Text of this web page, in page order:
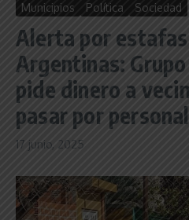
Municipios Política Sociedad
Alerta por
Argentinas:
pide dinero a
pasar por
17 junio, 2025